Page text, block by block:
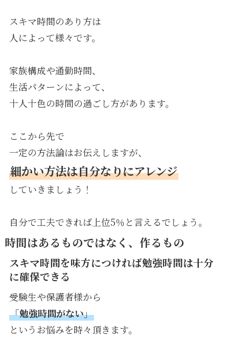
スキマ時間のあり方は
人によって様々です。
家族構成や通勤時間、
生活パターンによって、
十人十色の時間の過ごし方があります。
ここから先で
一定の方法論はお伝えしますが、
細かい方法は自分なりにアレンジ
していきましょう！
自分で工夫できれば上位5％と言えるでしょう。
時間はあるものではなく、作るもの
スキマ時間を味方につければ勉強時間は十分
に確保できる
受験生や保護者様から
「勉強時間がない」
というお悩みを時々頂きます。